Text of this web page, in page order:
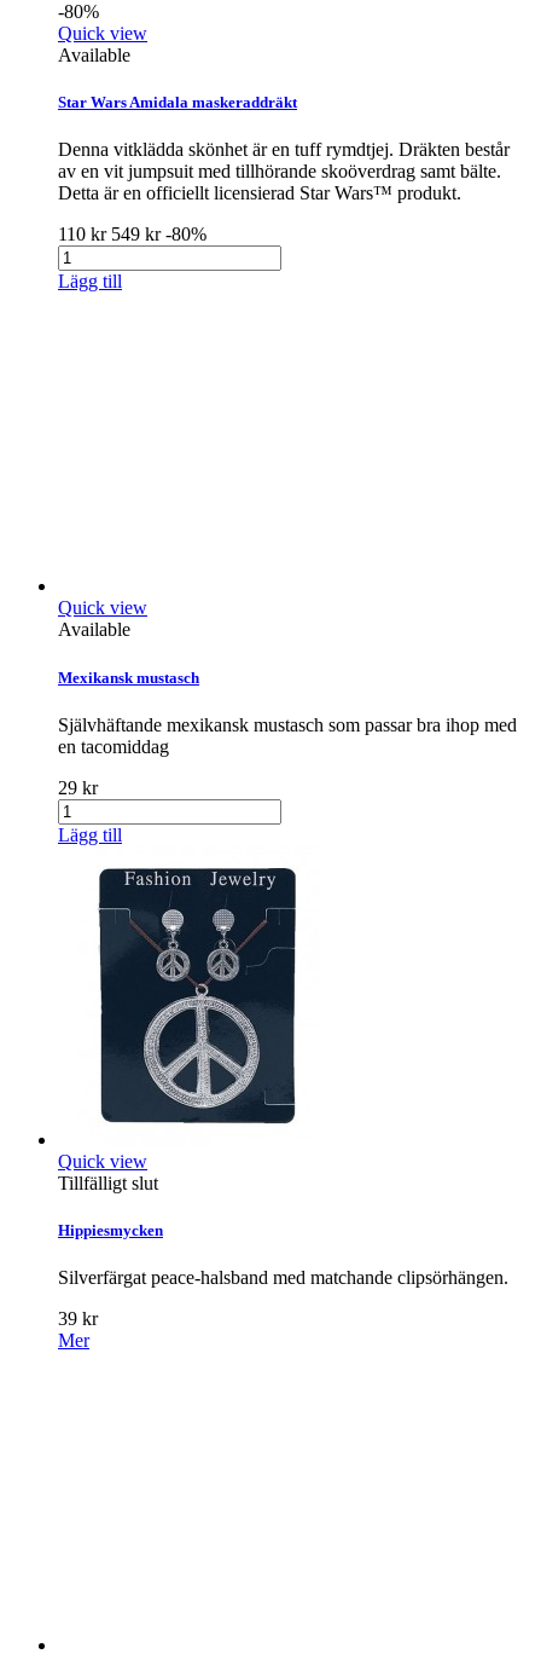
-80%
Quick view
Available
Star Wars Amidala maskeraddräkt
Denna vitklädda skönhet är en tuff rymdtjej. Dräkten består
av en vit jumpsuit med tillhörande skoöverdrag samt bälte.
Detta är en officiellt licensierad Star Wars™ produkt.
110 kr 549 kr-80%
Lägg till
Quick view
Available
Mexikansk mustasch
Självhäftande mexikansk mustasch som passar bra ihop med
en tacomiddag
29 kr
Lägg till
Quick view
Tillfälligt slut
Hippiesmycken
Silverfärgat peace-halsband med matchande clipsörhängen.
39 kr
Mer